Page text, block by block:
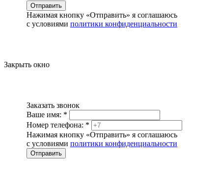
Отправить
Нажимая кнопку «Отправить» я соглашаюсь
с условиями политики конфиденциальности
Закрыть окно
Заказать звонок
Ваше имя: *
Номер телефона: *
Нажимая кнопку «Отправить» я соглашаюсь
с условиями политики конфиденциальности
Отправить